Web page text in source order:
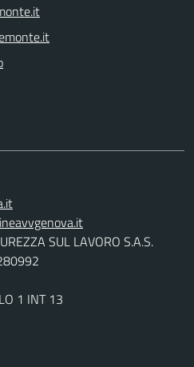
SUL LAVORO S.A.S.
1 INT 13